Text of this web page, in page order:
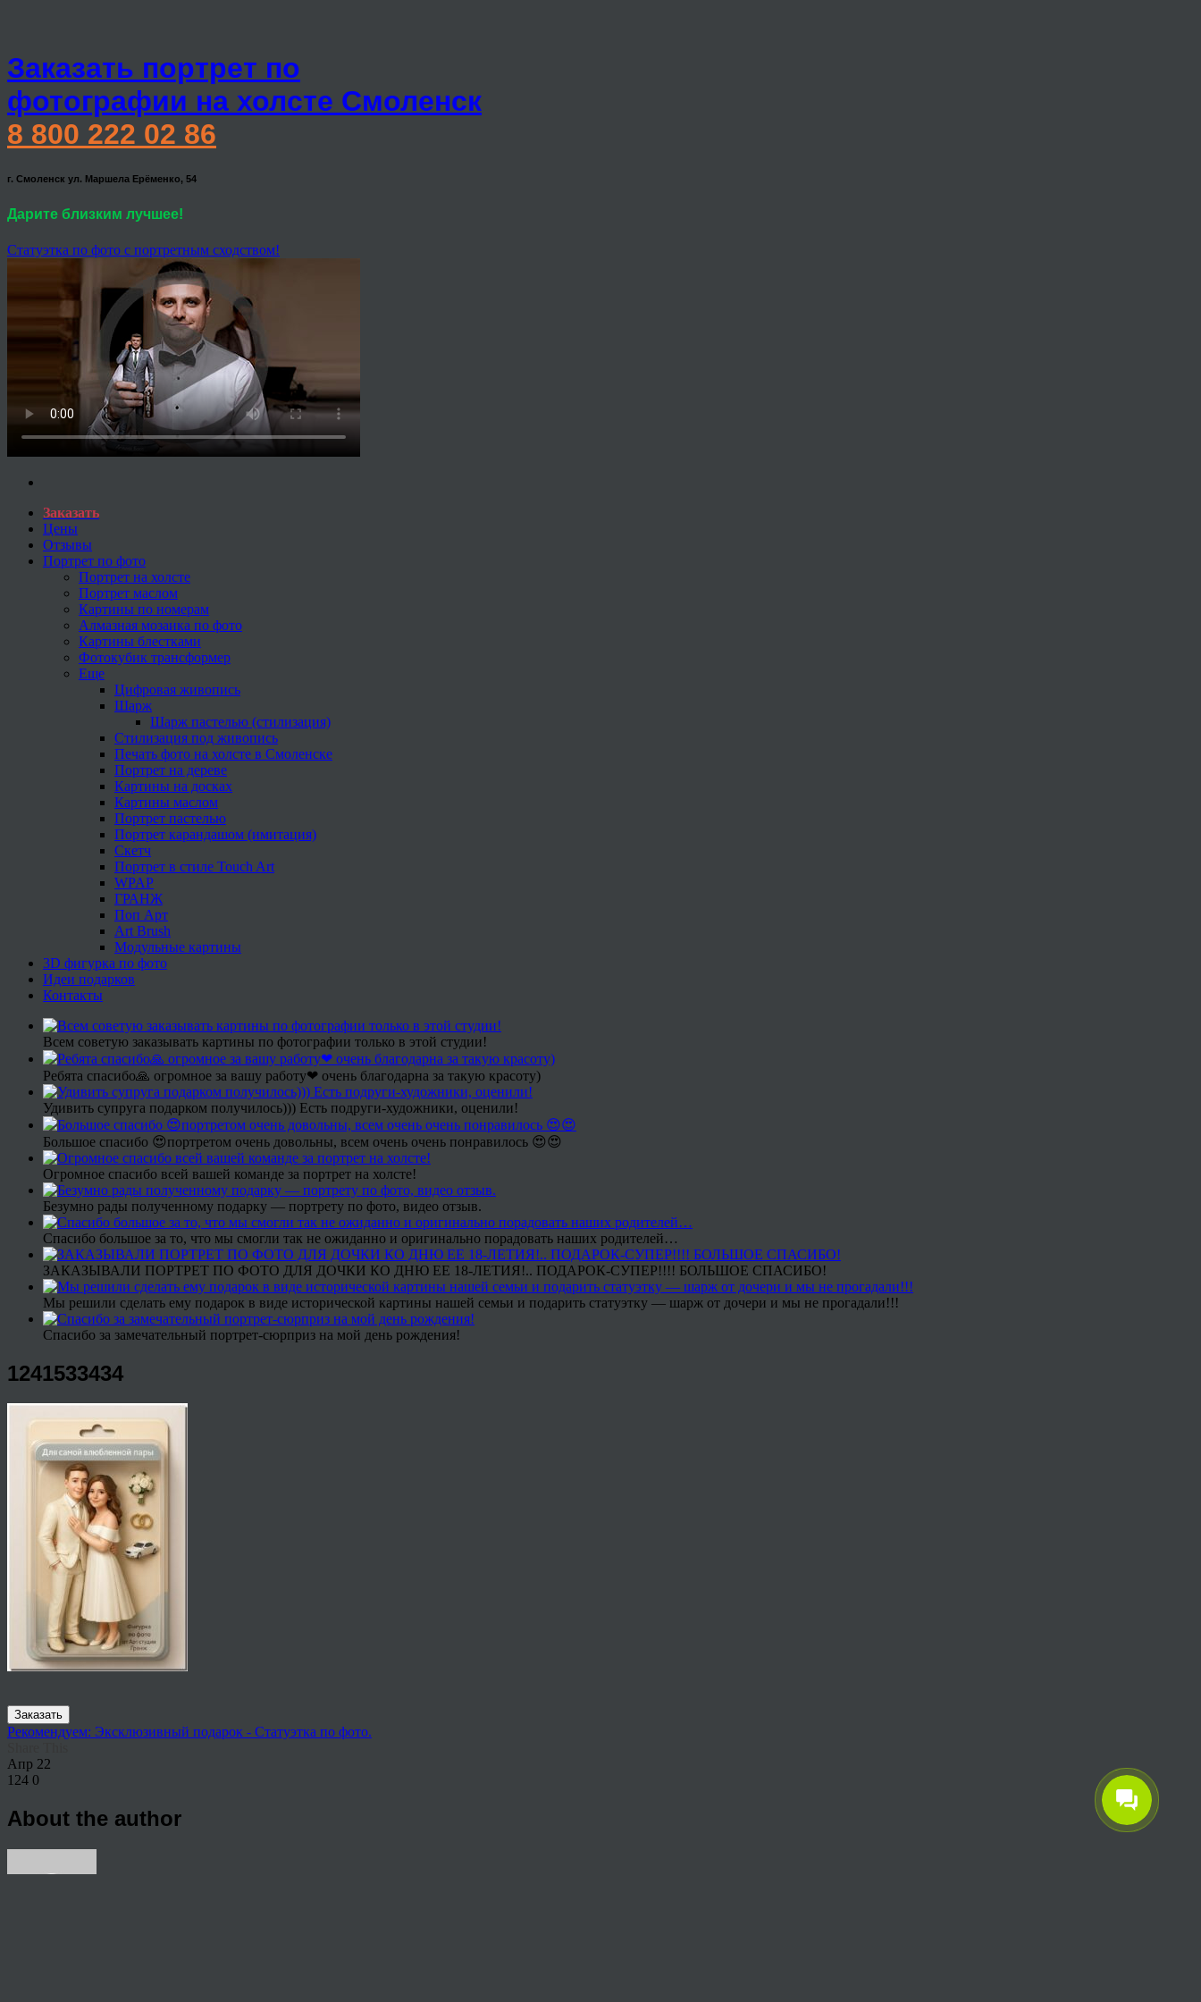
Заказать портрет по
фотографии на холсте Смоленск
8 800 222 02 86
г. Смоленск ул. Маршела Ерёменко, 54
Дарите близким лучшее!
Статуэтка по фото с портретным сходством!
Заказать
Цены
Отзывы
Портрет по фото
Портрет на холсте
Портрет маслом
Картины по номерам
Алмазная мозаика по фото
Картины блестками
Фотокубик трансформер
Еще
Цифровая живопись
Шарж
Шарж пастелью (стилизация)
Стилизация под живопись
Печать фото на холсте в Смоленске
Портрет на дереве
Картины на досках
Картины маслом
Портрет пастелью
Портрет карандашом (имитация)
Скетч
Портрет в стиле Touch Art
WPAP
ГРАНЖ
Поп Арт
Art Brush
Модульные картины
3D фигурка по фото
Идеи подарков
Контакты
Всем советую заказывать картины по фотографии только в этой студии!
Ребята спасибо🙏 огромное за вашу работу❤ очень благодарна за такую красоту)
Удивить супруга подарком получилось))) Есть подруги-художники, оценили!
Большое спасибо 😍портретом очень довольны, всем очень очень понравилось 😍😍
Огромное спасибо всей вашей команде за портрет на холсте!
Безумно рады полученному подарку — портрету по фото, видео отзыв.
Спасибо большое за то, что мы смогли так не ожиданно и оригинально порадовать наших родителей…
ЗАКАЗЫВАЛИ ПОРТРЕТ ПО ФОТО ДЛЯ ДОЧКИ КО ДНЮ ЕЕ 18-ЛЕТИЯ!.. ПОДАРОК-СУПЕР!!!! БОЛЬШОЕ СПАСИБО!
Мы решили сделать ему подарок в виде исторической картины нашей семьи и подарить статуэтку — шарж от дочери и мы не прогадали!!!
Спасибо за замечательный портрет-сюрприз на мой день рождения!
1241533434
Заказать
Рекомендуем: Эксклюзивный подарок - Статуэтка по фото.
Апр 22
124 0
About the author